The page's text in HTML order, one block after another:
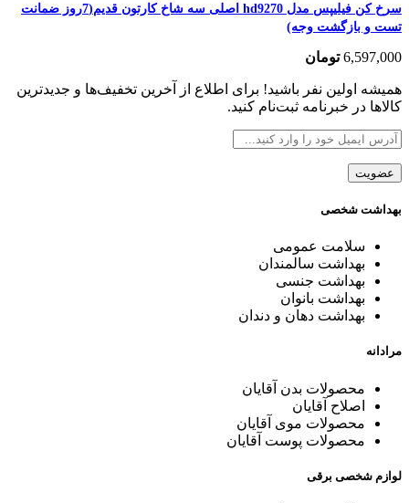
سرخ کن فیلیپس مدل hd9270 اصلی سه شاخ کارتون قدیم(7روز ضمانت
تست و بازگشت وجه)
6,597,000 تومان
همیشه اولین نفر باشید! برای اطلاع از آخرین تخفیف‌ها و جدیدترین
کالاها در خبرنامه ثبت‌نام کنید.
بهداشت شخصی
سلامت عمومی
بهداشت سالمندان
بهداشت جنسی
بهداشت بانوان
بهداشت دهان و دندان
مرادانه
محصولات بدن آقایان
اصلاح آقایان
محصولات موی آقایان
محصولات پوست آقایان
لوازم شخصی برقی